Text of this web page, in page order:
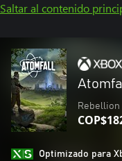
Saltar al contenido
Rebellion
Optimizado para